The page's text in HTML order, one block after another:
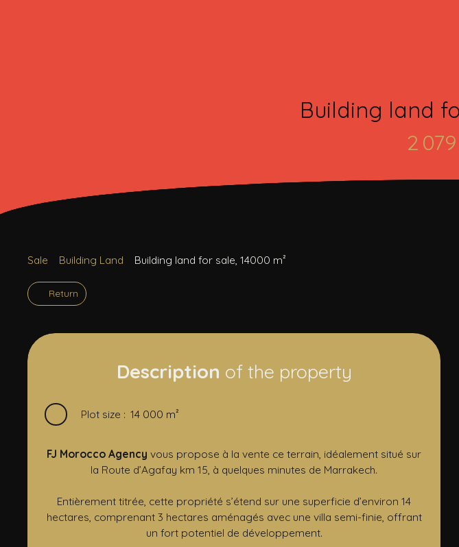
Building land
2
Sale Building Land Building land for sale, 14000 m²
Return
Description of the property
Plot size : 14 000 m²
FJ Morocco Agency vous propose à la vente ce terrain, idéalement situé sur
la Route d’Agafay km 15, à quelques minutes de Marrakech.
Entièrement titrée, cette propriété s’étend sur une superficie d’environ 14
hectares, comprenant 3 hectares aménagés avec une villa semi-finie, offrant
un fort potentiel de développement.